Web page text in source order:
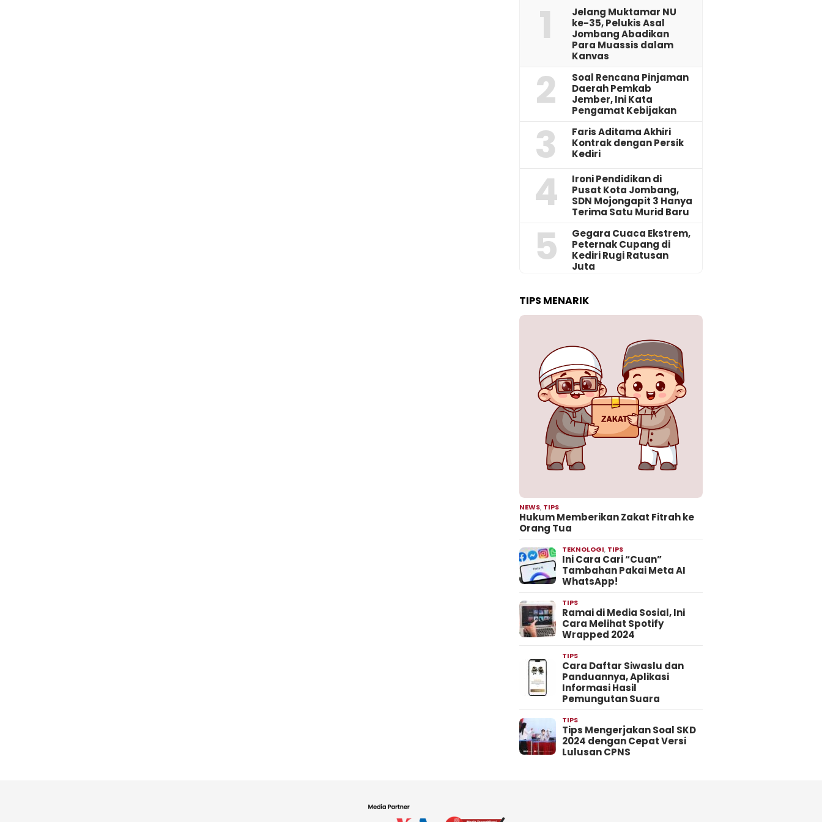
1
Jelang Muktamar NU
ke-35, Pelukis Asal
Jombang Abadikan
Para Muassis dalam
Kanvas
2
‎Soal Rencana Pinjaman
Daerah Pemkab
Jember, Ini Kata
Pengamat Kebijakan ‎
3
Faris Aditama Akhiri
Kontrak dengan Persik
Kediri
4
Ironi Pendidikan di
Pusat Kota Jombang,
SDN Mojongapit 3 Hanya
Terima Satu Murid Baru
5
‎Gegara Cuaca Ekstrem,
Peternak Cupang di
Kediri Rugi Ratusan
Juta
TIPS MENARIK
NEWS, TIPS
Hukum Memberikan Zakat Fitrah ke
Orang Tua
TEKNOLOGI, TIPS
Ini Cara Cari “Cuan”
Tambahan Pakai Meta AI
WhatsApp!
TIPS
Ramai di Media Sosial, Ini
Cara Melihat Spotify
Wrapped 2024
TIPS
Cara Daftar Siwaslu dan
Panduannya, Aplikasi
Informasi Hasil
Pemungutan Suara
TIPS
Tips Mengerjakan Soal SKD
2024 dengan Cepat Versi
Lulusan CPNS